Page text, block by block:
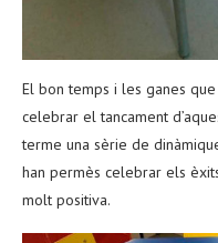
El bon temps i les ganes
celebrar el tancament
terme una sèrie de
han permès celebrar els
molt positiva.